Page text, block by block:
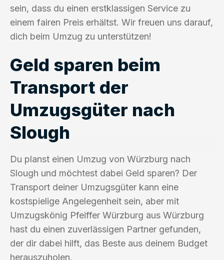
sein, dass du einen erstklassigen Service zu
einem fairen Preis erhältst. Wir freuen uns darauf,
dich beim Umzug zu unterstützen!
Geld sparen beim
Transport der
Umzugsgüter nach
Slough
Du planst einen Umzug von Würzburg nach
Slough und möchtest dabei Geld sparen? Der
Transport deiner Umzugsgüter kann eine
kostspielige Angelegenheit sein, aber mit
Umzugskönig Pfeiffer Würzburg aus Würzburg
hast du einen zuverlässigen Partner gefunden,
der dir dabei hilft, das Beste aus deinem Budget
herauszuholen.